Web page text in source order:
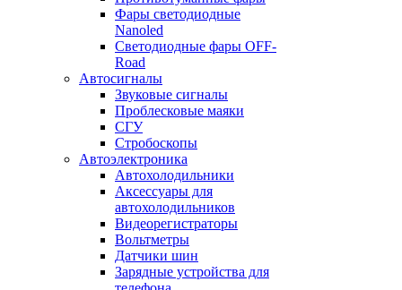
Фары светодиодные
Nanoled
Светодиодные фары OFF-
Road
Автосигналы
Звуковые сигналы
Проблесковые маяки
СГУ
Стробоскопы
Автоэлектроника
Автохолодильники
Аксессуары для
автохолодильников
Видеорегистраторы
Вольтметры
Датчики шин
Зарядные устройства для